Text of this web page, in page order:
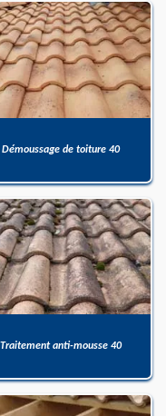
Démoussage de toiture 40
Traitement anti-mousse 40